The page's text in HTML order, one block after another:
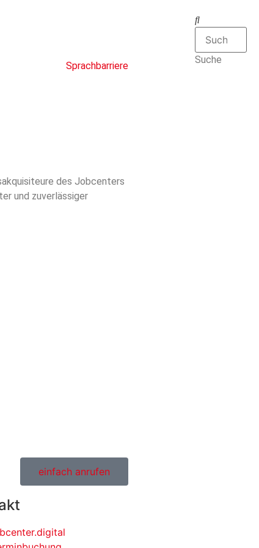
Sprachbarriere
Suche
des Jobcenters
und zuverlässiger
einfach anrufen